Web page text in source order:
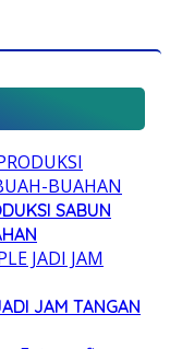
SABUN
JAM TANGAN